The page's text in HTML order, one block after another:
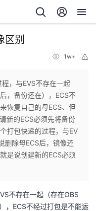
区别
1w+
程，与EVS不存在一起
，备份还在），ECS不
恢复自己的母ECS、但
新的ECS必须先将备份
打包快递的过程，与EV
删除母ECS后，镜像还
是说创建新的ECS必须
不存在一起（存在OBS
，ECS不经过打包是不能运